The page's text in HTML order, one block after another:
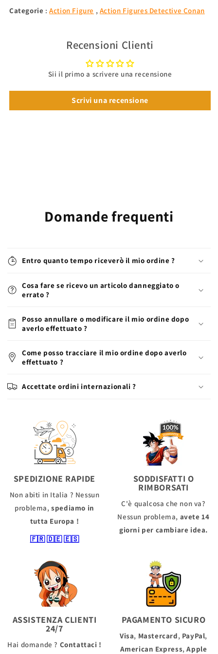
Categorie :Action Figure , Action Figures Detective Conan
Recensioni Clienti
Sii il primo a scrivere una recensione
Scrivi una recensione
Domande frequenti
Entro quanto tempo riceverò il mio ordine ?
Cosa fare se ricevo un articolo danneggiato o
errato ?
Posso annullare o modificare il mio ordine dopo
averlo effettuato ?
Come posso tracciare il mio ordine dopo averlo
effettuato ?
Accettate ordini internazionali ?
SPEDIZIONE RAPIDE
Non abiti in Italia ? Nessun
problema, spediamo in
tutta Europa !
🇫🇷🇩🇪🇪🇸
SODDISFATTI O
RIMBORSATI
C'è qualcosa che non va?
Nessun problema, avete 14
giorni per cambiare idea.
ASSISTENZA CLIENTI
24/7
Hai domande ? Contattaci !
PAGAMENTO SICURO
Visa, Mastercard, PayPal,
American Express,Apple